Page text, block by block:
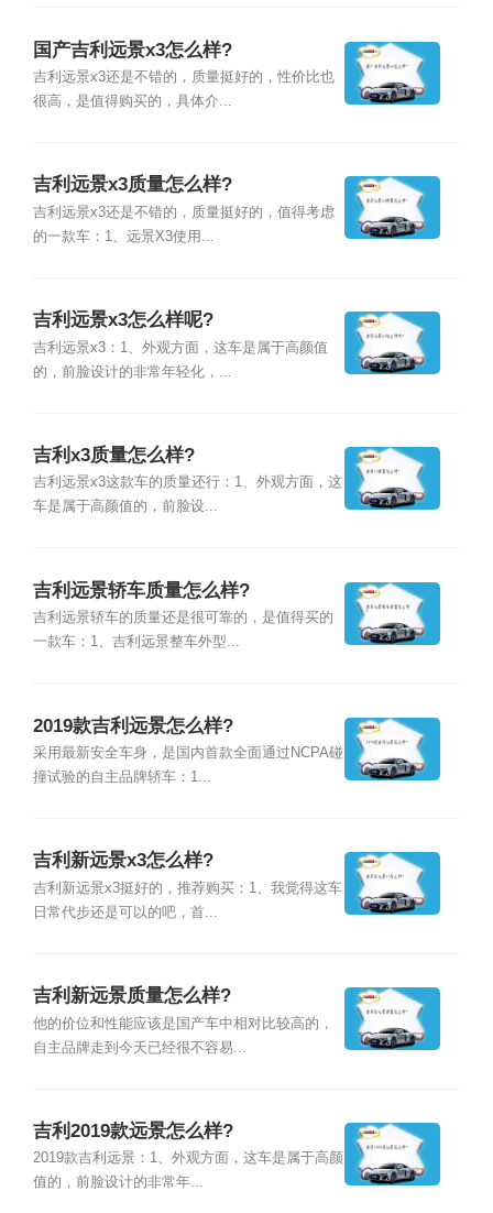
国产吉利远景x3怎么样?
吉利远景x3还是不错的，质量挺好的，性价比也
很高，是值得购买的，具体介...
吉利远景x3质量怎么样?
吉利远景x3还是不错的，质量挺好的，值得考虑
的一款车：1、远景X3使用...
吉利远景x3怎么样呢?
吉利远景x3：1、外观方面，这车是属于高颜值
的，前脸设计的非常年轻化，...
吉利x3质量怎么样?
吉利远景x3这款车的质量还行：1、外观方面，这
车是属于高颜值的，前脸设...
吉利远景轿车质量怎么样?
吉利远景轿车的质量还是很可靠的，是值得买的
一款车：1、吉利远景整车外型...
2019款吉利远景怎么样?
采用最新安全车身，是国内首款全面通过NCPA碰
撞试验的自主品牌轿车：1...
吉利新远景x3怎么样?
吉利新远景x3挺好的，推荐购买：1、我觉得这车
日常代步还是可以的吧，首...
吉利新远景质量怎么样?
他的价位和性能应该是国产车中相对比较高的，
自主品牌走到今天已经很不容易...
吉利2019款远景怎么样?
2019款吉利远景：1、外观方面，这车是属于高颜
值的，前脸设计的非常年...